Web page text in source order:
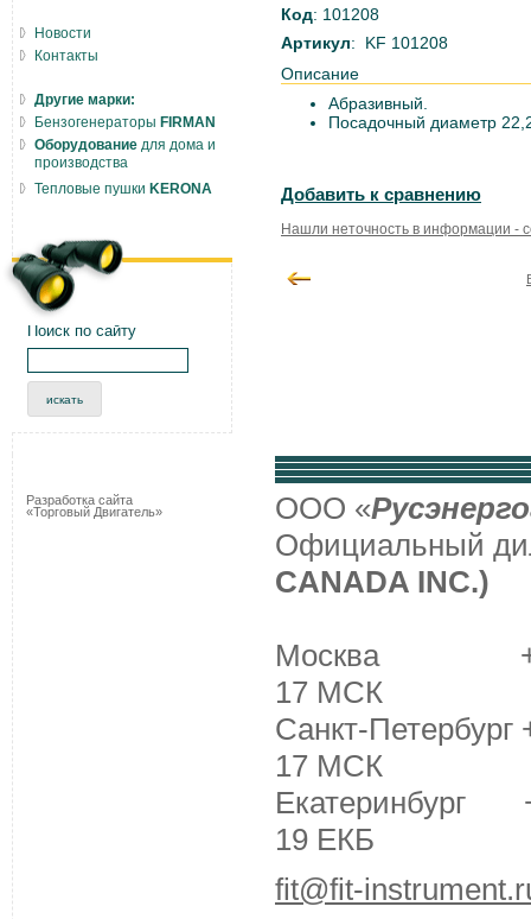
Код: 101208
Артикул: KF 101208
Описание
Абразивный.
Посадочный диаметр
Добавить к сравнению
Нашли неточность в информации -
Новости
Контакты
Другие марки:
Бензогенераторы FIRMAN
Оборудование для дома и
производства
Тепловые пушки KERONA
Поиск по сайту
Разработка сайта
«Торговый Двигатель»
ООО «
Официальный
CANADA INC.)
Москва +7
17 МСК
Санкт-
17 МСК
Екатеринбург
19 ЕКБ
fit@fit-